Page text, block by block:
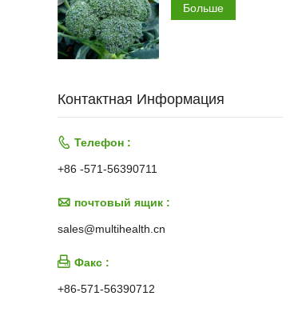
Больше
Контактная Информация
 Телефон :
+86 -571-56390711
 почтовый ящик :
sales@multihealth.cn
 Факс :
+86-571-56390712